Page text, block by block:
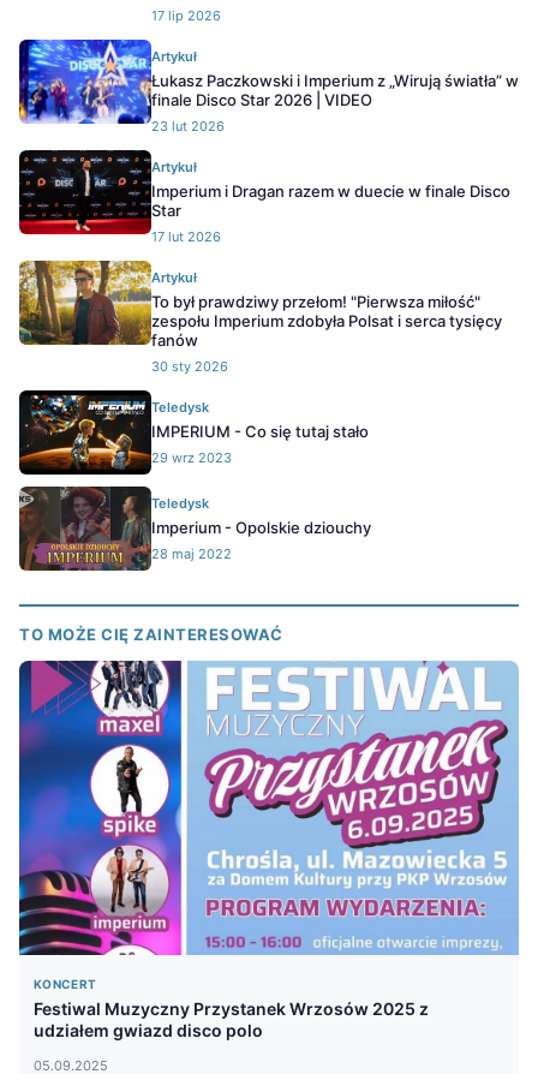
17 lip 2026
Artykuł
Łukasz Paczkowski i Imperium z „Wirują światła” w
finale Disco Star 2026 | VIDEO
23 lut 2026
Artykuł
Imperium i Dragan razem w duecie w finale Disco
Star
17 lut 2026
Artykuł
To był prawdziwy przełom! "Pierwsza miłość"
zespołu Imperium zdobyła Polsat i serca tysięcy
fanów
30 sty 2026
Teledysk
IMPERIUM - Co się tutaj stało
29 wrz 2023
Teledysk
Imperium - Opolskie dziouchy
28 maj 2022
TO MOŻE CIĘ ZAINTERESOWAĆ
KONCERT
Festiwal Muzyczny Przystanek Wrzosów 2025 z
udziałem gwiazd disco polo
05.09.2025